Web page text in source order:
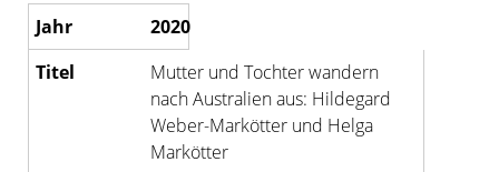
2020
Mutter und Tochter wandern
nach Australien aus: Hildegard
Weber-Markötter und Helga
Markötter